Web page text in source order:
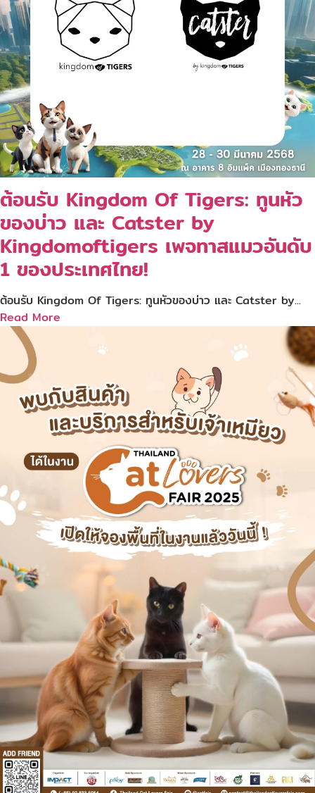
ต้อนรับ Kingdom Of Tigers: ทูนหัว
ของบ่าว และ Catster by
Kingdomoftigers เพจทาสแมวอันดับ
1 ของประเทศไทย!
ต้อนรับ Kingdom Of Tigers: ทูนหัวของบ่าว และ Catster by...
Read More